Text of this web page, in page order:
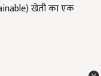
खेती का एक